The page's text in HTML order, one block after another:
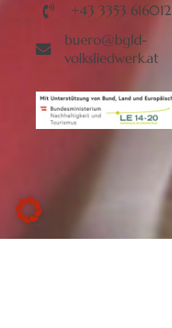
+43 3353 616012
buero@bgld-
volksliedwerk.at